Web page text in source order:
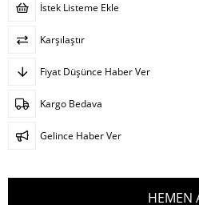
İstek Listeme Ekle
Karşılaştır
Fiyat Düşünce Haber Ver
Kargo Bedava
Gelince Haber Ver